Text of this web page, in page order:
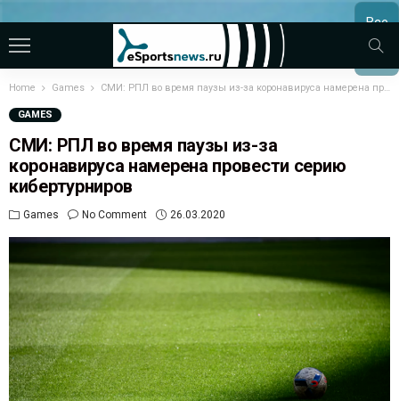
Все
МАТЧИ
Home Games СМИ: РПЛ во время паузы из-за коронавируса намерена провести серию кибертурниров
GAMES
СМИ: РПЛ во время паузы из-за
коронавируса намерена провести серию
кибертурниров
Games No Comment 26.03.2020